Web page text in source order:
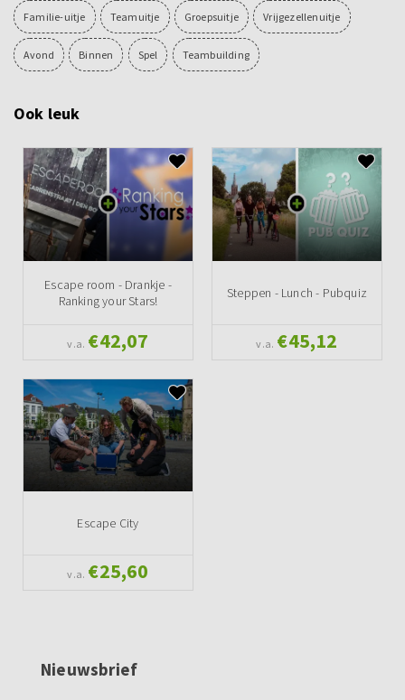
Familie-uitje Teamuitje Groepsuitje Vrijgezellenuitje
Avond Binnen Spel Teambuilding
Ook leuk
Escape room - Drankje -
Ranking your Stars!
v.a. €42,07
Steppen - Lunch - Pubquiz
v.a. €45,12
Escape City
v.a. €25,60
Nieuwsbrief